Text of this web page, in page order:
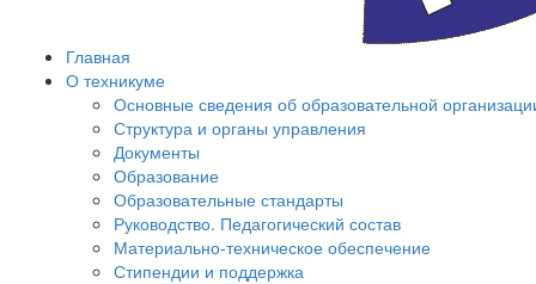
Главная
О техникуме
Основные сведения об образовательной
Структура и органы управления
Документы
Образование
Образовательные стандарты
Руководство. Педагогический состав
Материально-техническое обеспечение
Стипендии и поддержка